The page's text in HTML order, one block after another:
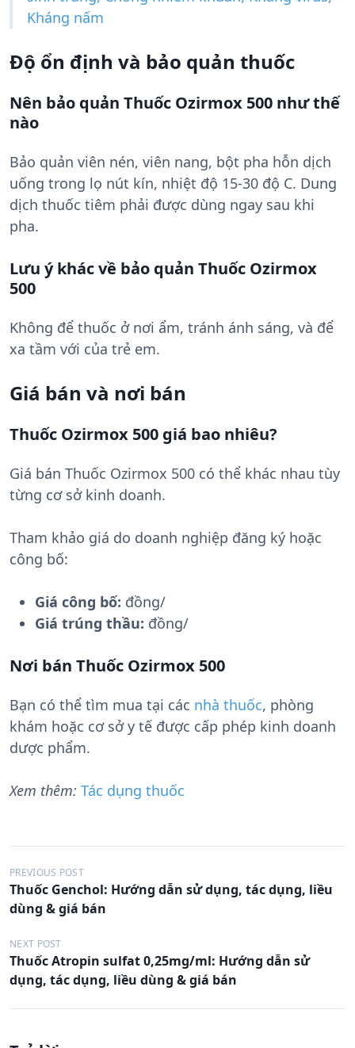
Kháng nấm
Độ ổn định và bảo quản thuốc
Nên bảo quản Thuốc Ozirmox 500 như thế
nào
Bảo quản viên nén, viên nang, bột pha hỗn dịch
uống trong lọ nút kín, nhiệt độ 15-30 độ C. Dung
dịch thuốc tiêm phải được dùng ngay sau khi
pha.
Lưu ý khác về bảo quản Thuốc Ozirmox
500
Không để thuốc ở nơi ẩm, tránh ánh sáng, và để
xa tầm với của trẻ em.
Giá bán và nơi bán
Thuốc Ozirmox 500 giá bao nhiêu?
Giá bán Thuốc Ozirmox 500 có thể khác nhau tùy
từng cơ sở kinh doanh.
Tham khảo giá do doanh nghiệp đăng ký hoặc
công bố:
Giá công bố: đồng/
Giá trúng thầu: đồng/
Nơi bán Thuốc Ozirmox 500
Bạn có thể tìm mua tại các nhà thuốc, phòng
khám hoặc cơ sở y tế được cấp phép kinh doanh
dược phẩm.
Xem thêm: Tác dụng thuốc
Đ
i
u
h
ư
PREVIOUS POST
Thuốc Genchol: Hướng dẫn sử dụng, tác dụng, liều
dùng & giá bán
NEXT POST
Thuốc Atropin sulfat 0,25mg/ml: Hướng dẫn sử
dụng, tác dụng, liều dùng & giá bán